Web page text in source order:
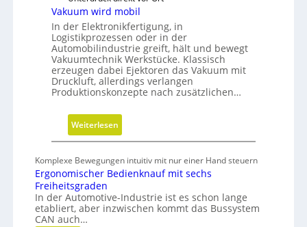
b
e
r
N
e
u
a
u
s
i
h
t
u
g
Vakuum wird mobil
In der Elektronikfertigung, in
Logistikprozessen oder in der
Automobilindustrie greift, hält und bewegt
Vakuumtechnik Werkstücke. Klassisch
erzeugen dabei Ejektoren das Vakuum mit
Druckluft, allerdings verlangen
Produktionskonzepte nach zusätzlichen…
Weiterlesen
V
k
u
m
Komplexe Bewegungen intuitiv mit nur einer Hand steuern
Ergonomischer Bedienknauf mit sechs
Freiheitsgraden
In der Automotive-Industrie ist es schon lange
etabliert, aber inzwischen kommt das Bussystem
CAN auch…